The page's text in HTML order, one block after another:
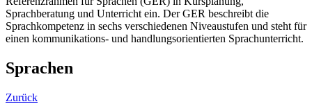
Sprachberatung und Unterricht ein. Der GER beschreibt die
Sprachkompetenz in sechs verschiedenen Niveaustufen und steht für
einen kommunikations- und handlungsorientierten Sprachunterricht.
Sprachen
Zurück